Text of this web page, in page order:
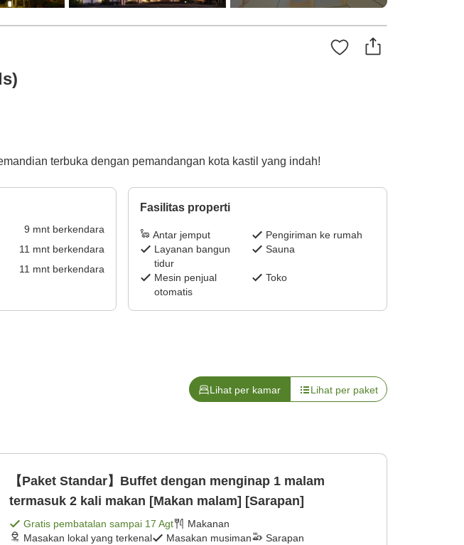
terbuka dengan pemandangan kota kastil yang indah!
9 mnt berkendara
11 mnt berkendara
11 mnt berkendara
Fasilitas properti
Antar jemput
Pengiriman ke rumah
Layanan bangun
tidur
Sauna
Mesin penjual
otomatis
Toko
Lihat per kamar Lihat per paket
【Paket Standar】Buffet dengan menginap 1 malam
termasuk 2 kali makan [Makan malam] [Sarapan]
Gratis pembatalan sampai 17 Agt
Makanan
Masakan lokal yang terkenal
Masakan musiman
Sarapan